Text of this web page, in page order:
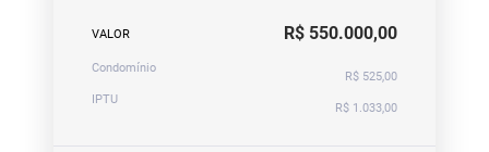
VALOR R$ 550.000,00
Condomínio
R$ 525,00
IPTU
R$ 1.033,00